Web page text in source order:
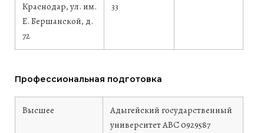
Краснодар, ул. им.
Е. Бершанской, д.
72
33
Профессиональная подготовка
Высшее
Адыгейский государственный
университетАВС 0929587